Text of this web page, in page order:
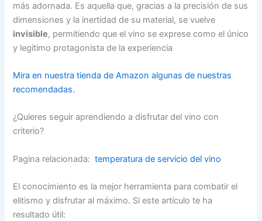
más adornada. Es aquella que, gracias a la precisión de sus
dimensiones y la inertidad de su material, se vuelve
invisible, permitiendo que el vino se exprese como el único
y legítimo protagonista de la experiencia
Mira en nuestra tienda de Amazon algunas de nuestras
recomendadas.
¿Quieres seguir aprendiendo a disfrutar del vino con
criterio?
Pagina relacionada:temperatura de servicio del vino
El conocimiento es la mejor herramienta para combatir el
elitismo y disfrutar al máximo. Si este artículo te ha
resultado útil: